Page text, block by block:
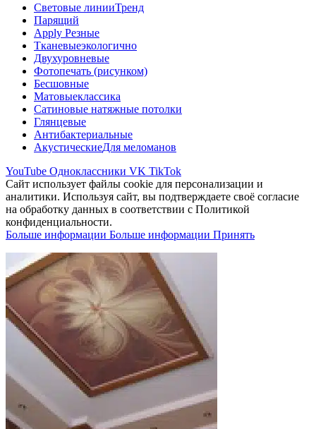
Световые линииТренд
Парящий
Apply Резные
Тканевыеэкологично
Двухуровневые
Фотопечать (рисунком)
Бесшовные
Матовыеклассика
Сатиновые натяжные потолки
Глянцевые
Антибактериальные
АкустическиеДля меломанов
YouTube Одноклассники VK TikTok
Сайт использует файлы cookie для персонализации и
аналитики. Используя сайт, вы подтверждаете своё согласие
на обработку данных в соответствии с Политикой
конфиденциальности.
Больше информации Больше информации Принять